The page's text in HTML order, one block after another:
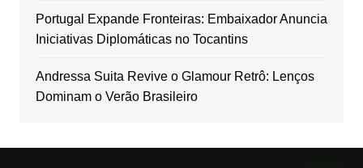
Portugal Expande Fronteiras: Embaixador Anuncia
Iniciativas Diplomáticas no Tocantins
Andressa Suita Revive o Glamour Retrô: Lenços
Dominam o Verão Brasileiro